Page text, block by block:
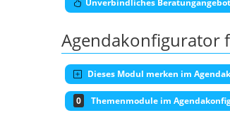
Unverbindliches
Agendakonfigurator
Dieses Modul merken im
0 Themenmodule im